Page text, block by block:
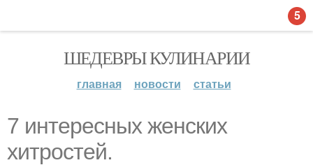
ШЕДЕВРЫ КУЛИНАРИИ
главная новости статьи
7 интересных женских
хитростей.
5